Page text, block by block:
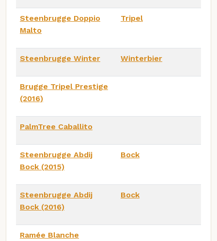
Steenbrugge Doppio
Malto
Tripel
Steenbrugge Winter Winterbier
Brugge Tripel Prestige
(2016)
PalmTree Caballito
Steenbrugge Abdij
Bock (2015)
Bock
Steenbrugge Abdij
Bock (2016)
Bock
Ramée Blanche